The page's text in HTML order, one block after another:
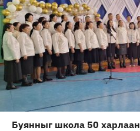
Буянныг школа 50 харлаан